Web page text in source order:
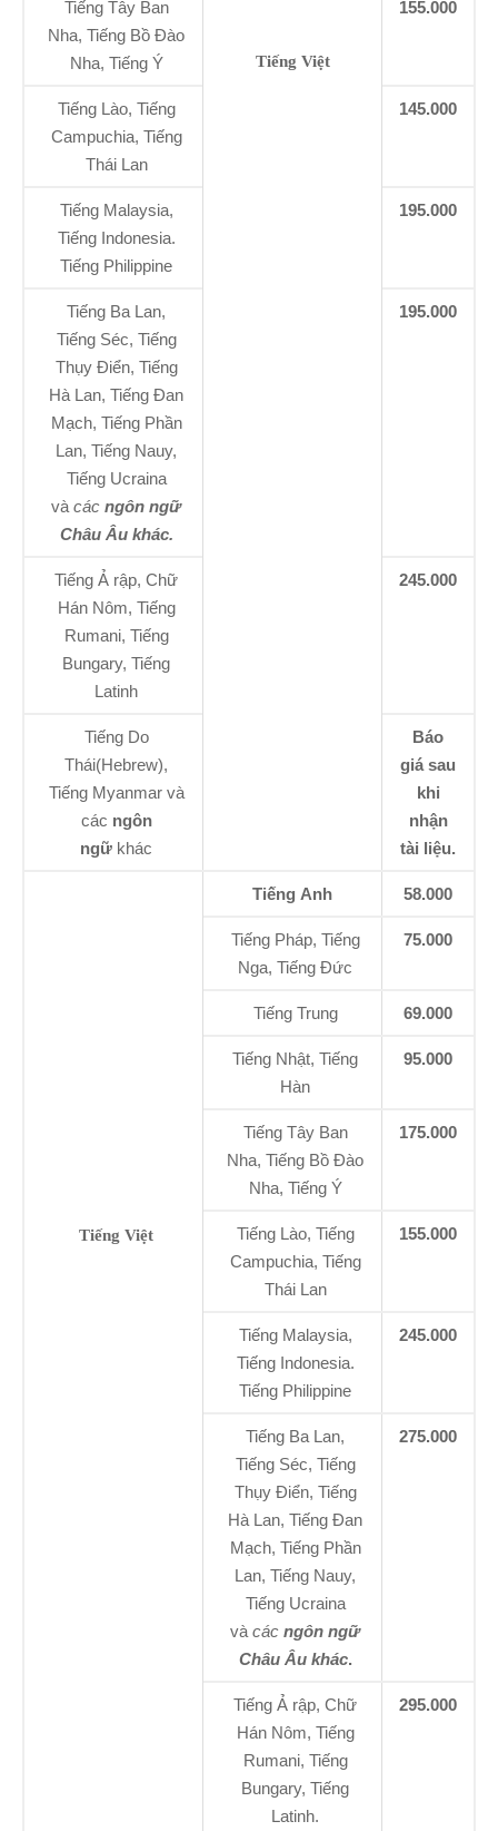
Tiếng Việt
Tiếng Tây Ban
Nha, Tiếng Bồ Đào
Nha, Tiếng Ý
155.000
Tiếng Lào, Tiếng
Campuchia, Tiếng
Thái Lan
145.000
Tiếng Malaysia,
Tiếng Indonesia.
Tiếng Philippine
195.000
Tiếng Ba Lan,
Tiếng Séc, Tiếng
Thụy Điển, Tiếng
Hà Lan, Tiếng Đan
Mạch, Tiếng Phần
Lan, Tiếng Nauy,
Tiếng Ucraina
và các ngôn ngữ
Châu Âu khác.
195.000
Tiếng Ả rập, Chữ
Hán Nôm, Tiếng
Rumani, Tiếng
Bungary, Tiếng
Latinh
245.000
Tiếng Do
Thái(Hebrew),
Tiếng Myanmar và
các ngôn
ngữ khác
Báo
giá sau
khi
nhận
tài liệu.
Tiếng Việt
Tiếng Anh 58.000
Tiếng Pháp, Tiếng
Nga, Tiếng Đức
75.000
Tiếng Trung 69.000
Tiếng Nhật, Tiếng
Hàn
95.000
Tiếng Tây Ban
Nha, Tiếng Bồ Đào
Nha, Tiếng Ý
175.000
Tiếng Lào, Tiếng
Campuchia, Tiếng
Thái Lan
155.000
Tiếng Malaysia,
Tiếng Indonesia.
Tiếng Philippine
245.000
Tiếng Ba Lan,
Tiếng Séc, Tiếng
Thụy Điển, Tiếng
Hà Lan, Tiếng Đan
Mạch, Tiếng Phần
Lan, Tiếng Nauy,
Tiếng Ucraina
và các ngôn ngữ
Châu Âu khác.
275.000
Tiếng Ả rập, Chữ
Hán Nôm, Tiếng
Rumani, Tiếng
Bungary, Tiếng
Latinh.
295.000